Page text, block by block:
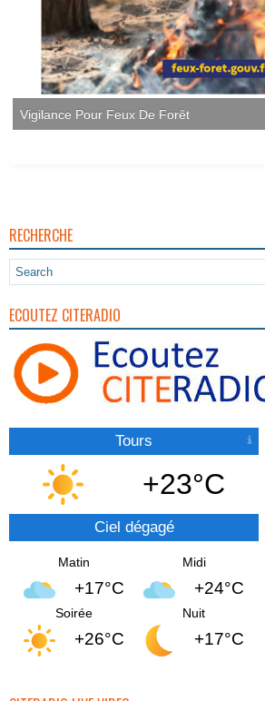
Vigilance Pour Feux De Forêt
RECHERCHE
ECOUTEZ CITERADIO
Tours
+23°C
Ciel dégagé
Matin
+17°C
Midi
+24°C
Soirée
+26°C
Nuit
+17°C